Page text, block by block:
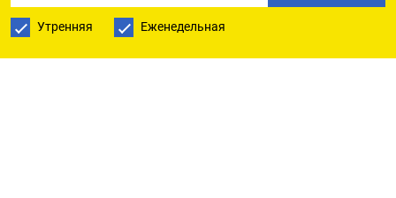
Утренняя Еженедельная